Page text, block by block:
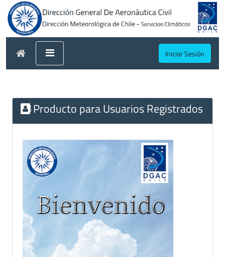
Iniciar Sesión
Producto para Usuarios Registrados